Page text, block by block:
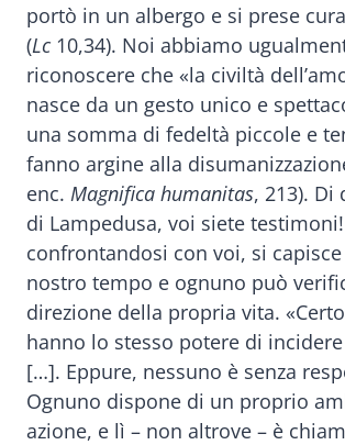
portò in un albergo e si prese
(Lc10,34). Noi abbiamo
riconoscere che «la civiltà
nasce da un gesto unico e
una somma di fedeltà piccole e
fanno argine alla
enc. Magnifica humanitas, 213). Di
di Lampedusa, voi siete
confrontandosi con voi, si
nostro tempo e ognuno può
direzione della propria vita.
hanno lo stesso potere di
[…]. Eppure, nessuno è senza
Ognuno dispone di un proprio
azione, e lì – non altrove – è